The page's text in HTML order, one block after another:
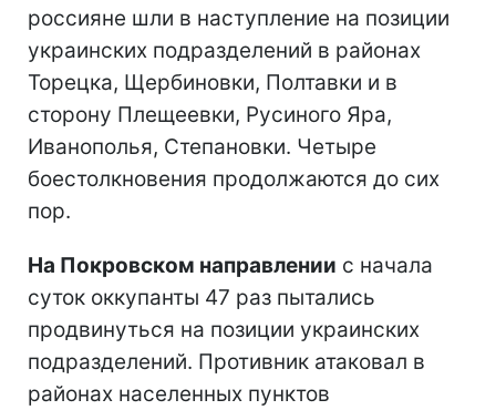
россияне шли в наступление на позиции
украинских подразделений в районах
Торецка, Щербиновки, Полтавки и в
сторону Плещеевки, Русиного Яра,
Иванополья, Степановки. Четыре
боестолкновения продолжаются до сих
пор.
На Покровском направлении с начала
суток оккупанты 47 раз пытались
продвинуться на позиции украинских
подразделений. Противник атаковал в
районах населенных пунктов